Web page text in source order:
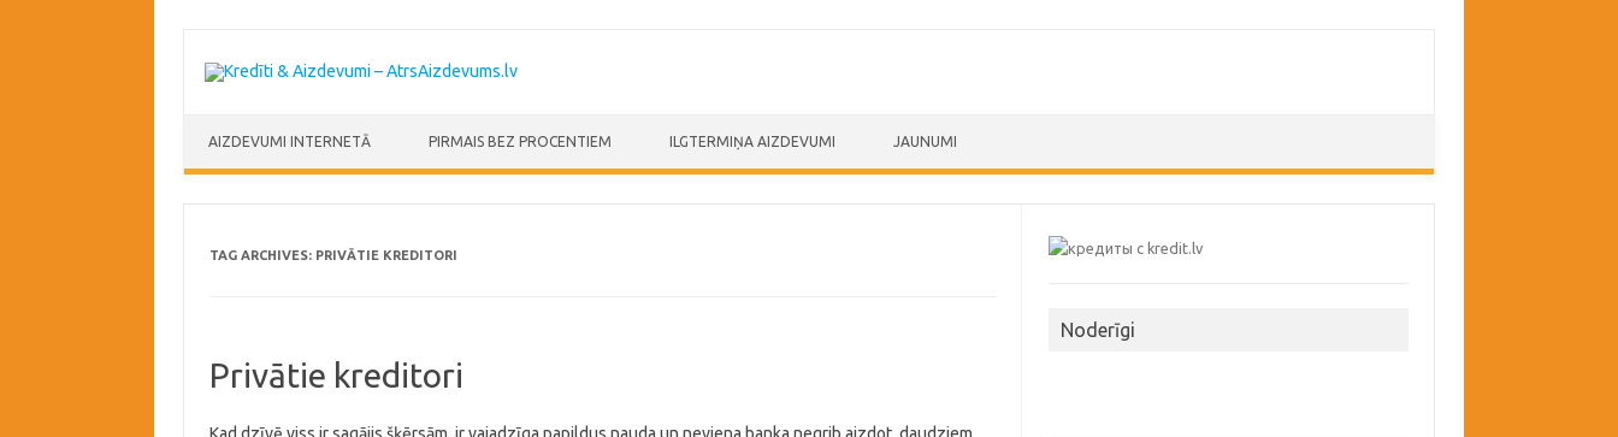
AIZDEVUMI INTERNETĀ PIRMAIS BEZ PROCENTIEM ILGTERMIŅA AIZDEVUMI JAUNUMI
TAG ARCHIVES: PRIVĀTIE KREDITORI
Privātie kreditori
Noderīgi